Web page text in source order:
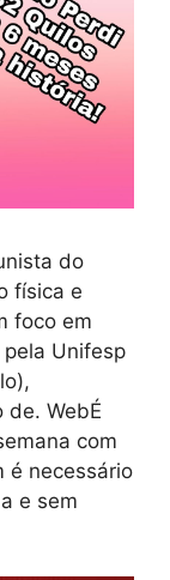
do
física e
foco em
Unifesp
de. WebÉ
com
é necessário
e sem